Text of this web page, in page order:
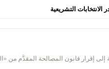
الحكومة البريطانية
إلى إقرار قانون المصالحة المقدَّم من